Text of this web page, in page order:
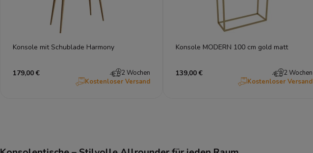
Konsole mit Schublade Harmony
179,00 €
2 Wochen
Kostenloser Versand
Konsole MODERN 100 cm gold matt
139,00 €
2 Wochen
Kostenloser Versand